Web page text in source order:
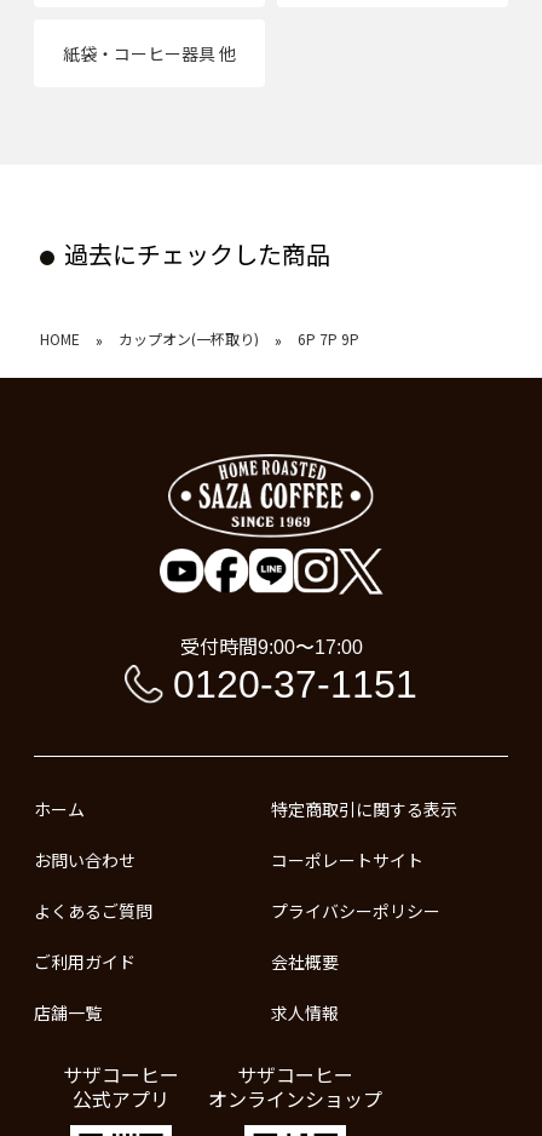
紙袋・コーヒー器具 他
過去にチェックした商品
HOME » カップオン(一杯取り) » 6P 7P 9P
受付時間9:00〜17:00
0120-37-1151
ホーム
お問い合わせ
よくあるご質問
ご利用ガイド
店舗一覧
特定商取引に関する表示
コーポレートサイト
プライバシーポリシー
会社概要
求人情報
サザコーヒー
公式アプリ
サザコーヒー
オンラインショップ